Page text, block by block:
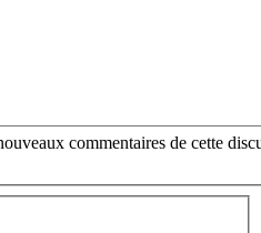
commentaires de cette